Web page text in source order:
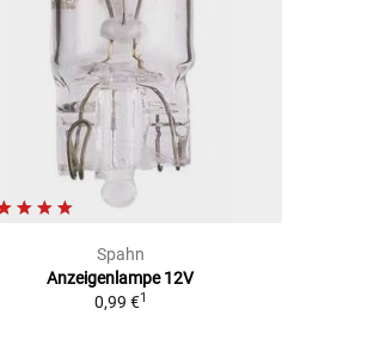
Spahn
Anzeigenlampe 12V
0,99 €1